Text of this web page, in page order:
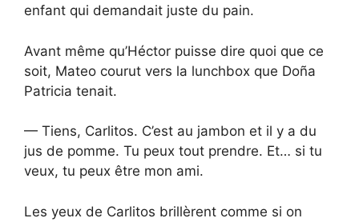
enfant qui demandait juste du pain.
Avant même qu’Héctor puisse dire quoi que ce
soit, Mateo courut vers la lunchbox que Doña
Patricia tenait.
— Tiens, Carlitos. C’est au jambon et il y a du
jus de pomme. Tu peux tout prendre. Et… si tu
veux, tu peux être mon ami.
Les yeux de Carlitos brillèrent comme si on